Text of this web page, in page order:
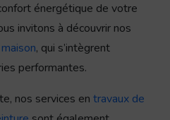
énergétique de votre
invitons à découvrir nos
, qui s’intègrent
performantes.
nos services en travaux de